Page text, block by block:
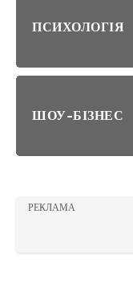
ПСИХОЛОГІЯ
ШОУ-БІЗНЕС
РЕКЛАМА